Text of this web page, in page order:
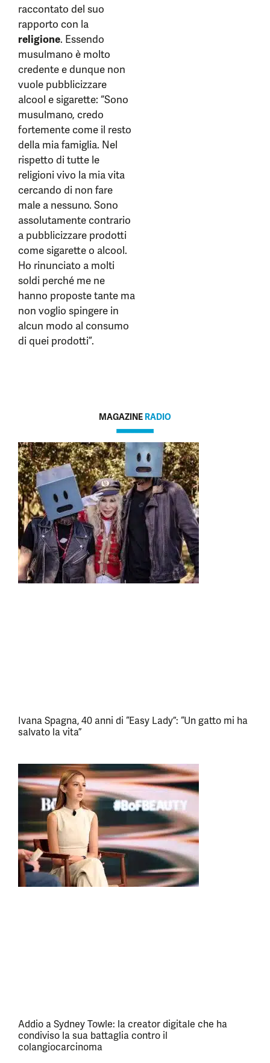
raccontato del suo
rapporto con la
religione. Essendo
musulmano è molto
credente e dunque non
vuole pubblicizzare
alcool e sigarette: “Sono
musulmano, credo
fortemente come il resto
della mia famiglia. Nel
rispetto di tutte le
religioni vivo la mia vita
cercando di non fare
male a nessuno. Sono
assolutamente contrario
a pubblicizzare prodotti
come sigarette o alcool.
Ho rinunciato a molti
soldi perché me ne
hanno proposte tante ma
non voglio spingere in
alcun modo al consumo
di quei prodotti”.
MAGAZINE RADIO
Ivana Spagna, 40 anni di “Easy Lady”: “Un gatto mi ha
salvato la vita”
Addio a Sydney Towle: la creator digitale che ha
condiviso la sua battaglia contro il
colangiocarcinoma